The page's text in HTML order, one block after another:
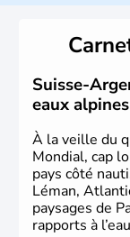
féodal marque
d'une alliance
fédéral n'est
frontières,
unique et
rédigée à la
ajouté 26 ans
Suisse-
eaux
À la veille du
Mondial, cap
pays côté
Léman,
paysages de
rapports à